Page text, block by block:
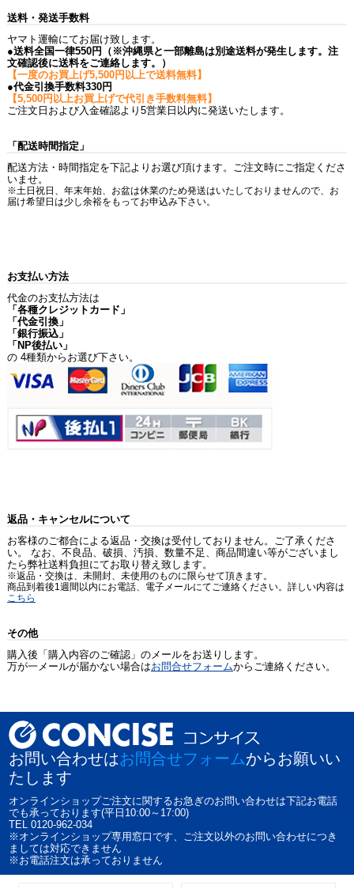
送料・発送手数料
ヤマト運輸にてお届け致します。
●送料全国一律550円（※沖縄県と一部離島は別途送料が発生します。注
文確認後に送料をご連絡します。）
【一度のお買上げ5,500円以上で送料無料】
●代金引換手数料330円
【5,500円以上お買上げで代引き手数料無料】
ご注文日および入金確認より5営業日以内に発送いたします。
「配送時間指定」
配送方法・時間指定を下記よりお選び頂けます。ご注文時にご指定くださ
いませ。
※土日祝日、年末年始、お盆は休業のため発送はいたしておりませんので、お
届け希望日は少し余裕をもってお申込み下さい。
お支払い方法
代金のお支払方法は
「各種クレジットカード」
「代金引換」
「銀行振込」
「NP後払い」
の 4種類からお選び下さい。
返品・キャンセルについて
お客様のご都合による返品・交換は受付しておりません。ご了承くださ
い。 なお、不良品、破損、汚損、数量不足、商品間違い等がございまし
たら弊社送料負担にてお取り替え致します。
※返品・交換は、未開封、未使用のものに限らせて頂きます。
商品到着後1週間以内にお電話、電子メールにてご連絡ください。詳しい内容は
こちら
その他
購入後「購入内容のご確認」のメールをお送りします。
万が一メールが届かない場合はお問合せフォームからご連絡ください。
お問い合わせはお問合せフォームからお願いい
たします
オンラインショップご注文に関するお急ぎのお問い合わせは下記お電話
でも承っております(平日10:00～17:00)
TEL 0120-962-034
※オンラインショップ専用窓口です、ご注文以外のお問い合わせにつき
ましては対応できません
※お電話注文は承っておりません